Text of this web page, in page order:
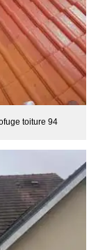
toiture 94